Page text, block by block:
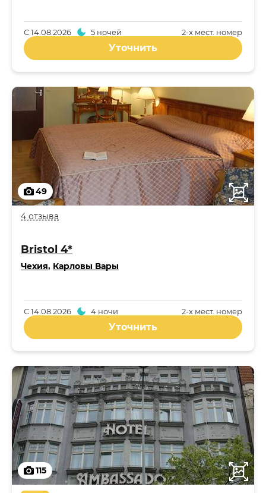
2-x мест. номер
С14.08.2026 5 ночей
Уточнить
49
4 отзыва
Bristol 4*
Чехия, Карловы Вары
2-x мест. номер
С14.08.2026 4 ночи
Уточнить
115